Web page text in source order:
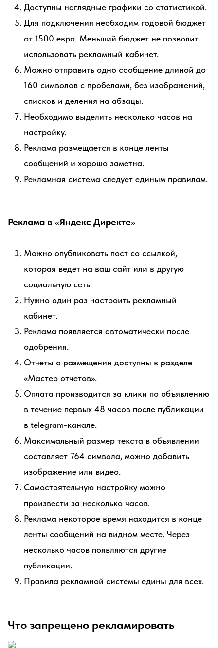
Доступны наглядные графики со статистикой.
Для подключения необходим годовой бюджет
от 1500 евро. Меньший бюджет не позволит
использовать рекламный кабинет.
Можно отправить одно сообщение длиной до
160 символов с пробелами, без изображений,
списков и деления на абзацы.
Необходимо выделить несколько часов на
настройку.
Реклама размещается в конце ленты
сообщений и хорошо заметна.
Рекламная система следует единым правилам.
Реклама в «Яндекс Директе»
Можно опубликовать пост со ссылкой,
которая ведет на ваш сайт или в другую
социальную сеть.
Нужно один раз настроить рекламный
кабинет.
Реклама появляется автоматически после
одобрения.
Отчеты о размещении доступны в разделе
«Мастер отчетов».
Оплата производится за клики по объявлению
в течение первых 48 часов после публикации
в telegram-канале.
Максимальный размер текста в объявлении
составляет 764 символа, можно добавить
изображение или видео.
Самостоятельную настройку можно
произвести за несколько часов.
Реклама некоторое время находится в конце
ленты сообщений на видном месте. Через
несколько часов появляются другие
публикации.
Правила рекламной системы едины для всех.
Что запрещено рекламировать